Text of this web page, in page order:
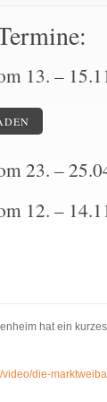
13. –
23. –
12. –
hat ein
video/die-